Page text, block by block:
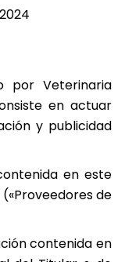
por Veterinaria
en actuar
y publicidad
en este
de
contenida en